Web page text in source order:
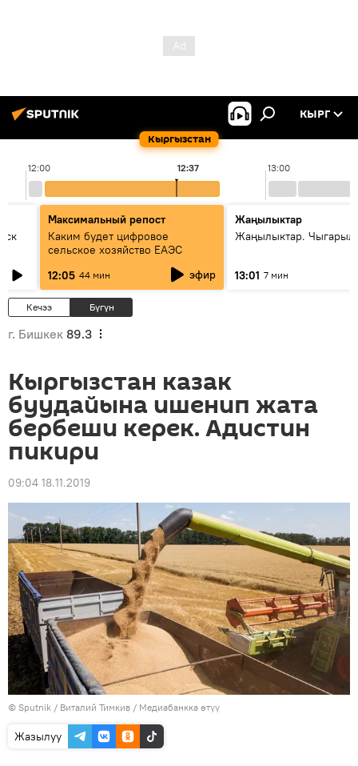
Кыргызстан
КЫРГ
12:00 13:00
12:37
Максимальный репост
Каким будет цифровое
сельское хозяйство ЕАЭС
12:05 44 мин эфир
Жаңылыктар
Жаңылыктар.
13:01 7 мин
Кечээ Бүгүн
г. Бишкек 89.3
Кыргызстан казак
буудайына ишенип жата
бербеши керек. Адистин
пикири
09:04 18.11.2019
© Sputnik / Виталий Тимкив / Медиабанкка өтүү
Жазылуу